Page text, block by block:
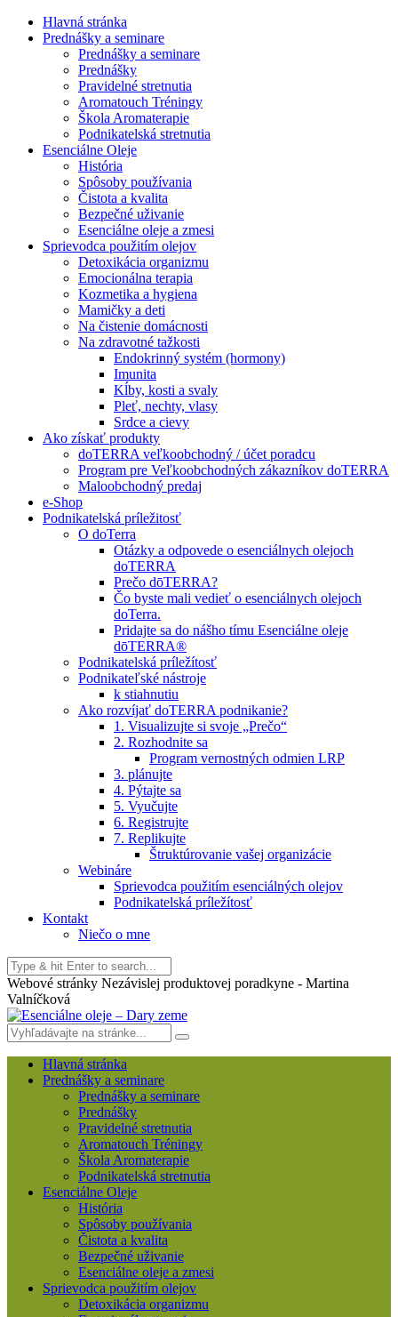
Hlavná stránka
Prednášky a seminare
Prednášky a seminare
Prednášky
Pravidelné stretnutia
Aromatouch Tréningy
Škola Aromaterapie
Podnikatelská stretnutia
Esenciálne Oleje
História
Spôsoby používania
Čistota a kvalita
Bezpečné uživanie
Esenciálne oleje a zmesi
Sprievodca použitím olejov
Detoxikácia organizmu
Emocionálna terapia
Kozmetika a hygiena
Mamičky a deti
Na čistenie domácnosti
Na zdravotné tažkosti
Endokrinný systém (hormony)
Imunita
Kĺby, kosti a svaly
Pleť, nechty, vlasy
Srdce a cievy
Ako získať produkty
doTERRA veľkoobchodný / účet poradcu
Program pre Veľkoobchodných zákazníkov doTERRA
Maloobchodný predaj
e-Shop
Podnikatelská príležitosť
O doTerra
Otázky a odpovede o esenciálnych olejoch
doTERRA
Prečo dōTERRA?
Čo byste mali vedieť o esenciálnych olejoch
doTerra.
Pridajte sa do nášho tímu Esenciálne oleje
dōTERRA®
Podnikatelská príležítosť
Podnikateľské nástroje
k stiahnutiu
Ako rozvíjať doTERRA podnikanie?
1. Visualizujte si svoje „Prečo“
2. Rozhodnite sa
Program vernostných odmien LRP
3. plánujte
4. Pýtajte sa
5. Vyučujte
6. Registrujte
7. Replikujte
Štruktúrovanie vašej organizácie
Webináre
Sprievodca použitím esenciálných olejov
Podnikatelská príležítosť
Kontakt
Niečo o mne
Webové stránky Nezávislej produktovej poradkyne - Martina
Valníčková
Hlavná stránka
Prednášky a seminare
Prednášky a seminare
Prednášky
Pravidelné stretnutia
Aromatouch Tréningy
Škola Aromaterapie
Podnikatelská stretnutia
Esenciálne Oleje
História
Spôsoby používania
Čistota a kvalita
Bezpečné uživanie
Esenciálne oleje a zmesi
Sprievodca použitím olejov
Detoxikácia organizmu